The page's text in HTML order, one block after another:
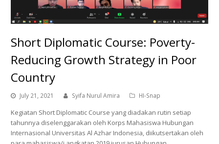
Short Diplomatic Course: Poverty-
Reducing Growth Strategy in Poor
Country
July 21, 2021 Syifa Nurul Amira HI-Snap
Kegiatan Short Diplomatic Course yang diadakan rutin setiap
tahunnya diselenggarakan oleh Korps Mahasiswa Hubungan
Internasional Universitas Al Azhar Indonesia, diikutsertakan oleh